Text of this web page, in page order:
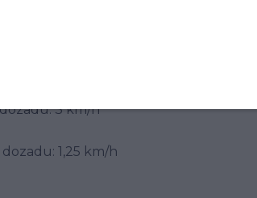
rýchlostné stupne pre jazdu dopredu
5 km/h
2,5 km/h
3 km/h
1,25 km/h